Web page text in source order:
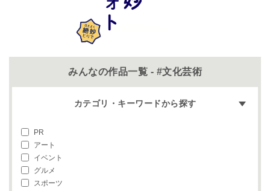
みんなの作品一覧 - #文化芸術
カテゴリ・キーワードから探す
PR
アート
イベント
グルメ
スポーツ